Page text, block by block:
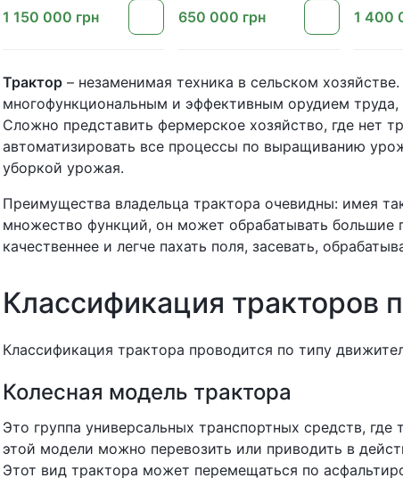
1 150 000 грн 650 000 грн 1 400
Трактор – незаменимая техника в сельском
многофункциональным и эффективным орудием
Сложно представить фермерское хозяйство, где нет
автоматизировать все процессы по выращиванию
уборкой урожая.
Преимущества владельца трактора очевидны: имея
множество функций, он может обрабатывать
качественнее и легче пахать поля, засевать,
Классификация тракторов
Классификация трактора проводится по типу
Колесная модель трактора
Это группа универсальных транспортных средств,
этой модели можно перевозить или приводить в
Этот вид трактора может перемещаться по